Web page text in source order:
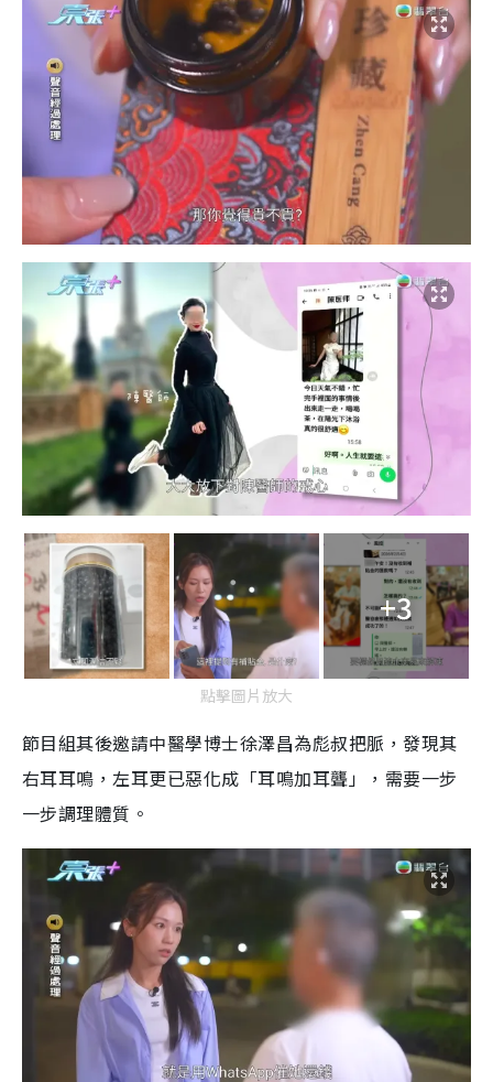
+3
點擊圖片放大
節目組其後邀請中醫學博士徐澤昌為彪叔把脈，發現其
右耳耳鳴，左耳更已惡化成「耳鳴加耳聾」，需要一步
一步調理體質。